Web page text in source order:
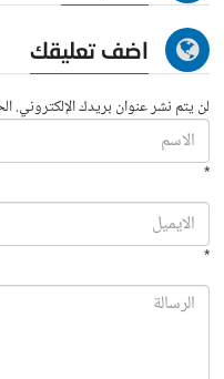
اضف تعليقك
لن يتم نشر عنوان بريدك الإلكتروني.
*
*